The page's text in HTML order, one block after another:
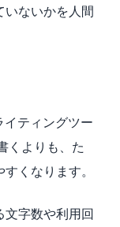
いないかを人間
イティングツー
くよりも、た
くなります。
字数や利用回